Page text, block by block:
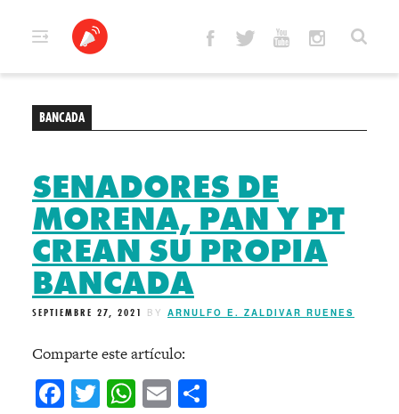
BANCADA
SENADORES DE
MORENA, PAN Y PT
CREAN SU PROPIA
BANCADA
SEPTIEMBRE 27, 2021 BY ARNULFO E. ZALDIVAR RUENES
Comparte este artículo:
Facebook
Twitter
WhatsApp
Email